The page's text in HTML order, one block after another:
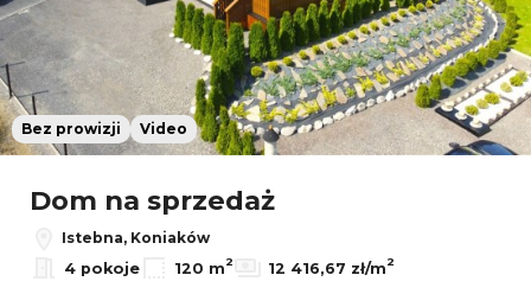
Bez prowizji Video
Dom na sprzedaż
Istebna, Koniaków
4 pokoje
120 m2 12 416,67 zł/m2